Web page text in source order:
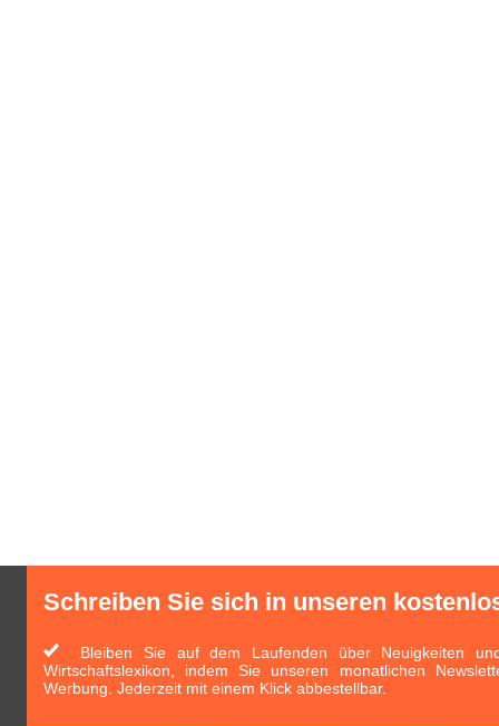
Schreiben Sie sich in unseren
Bleiben Sie auf dem Laufenden über Neuigkeiten
Wirtschaftslexikon, indem Sie unseren monatlichen
Werbung. Jederzeit mit einem Klick abbestellbar.